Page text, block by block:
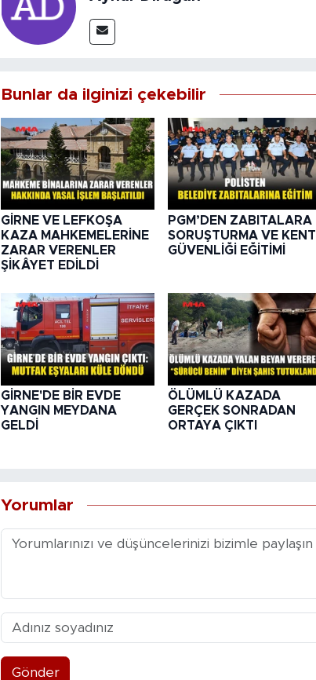
Bunlar da ilginizi çekebilir
GİRNE VE LEFKOŞA
KAZA MAHKEMELERİNE
ZARAR VERENLER
ŞİKÂYET EDİLDİ
PGM’DEN ZABITALARA
SORUŞTURMA VE KENT
GÜVENLİĞİ EĞİTİMİ
GİRNE'DE BİR EVDE
YANGIN MEYDANA
GELDİ
ÖLÜMLÜ KAZADA
GERÇEK SONRADAN
ORTAYA ÇIKTI
Yorumlar
Gönder